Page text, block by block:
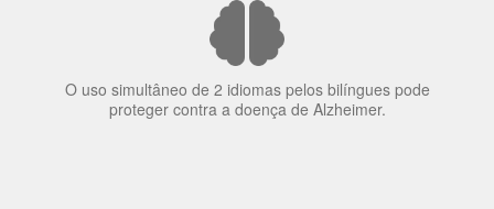
70% dos recrutadores de emprego consideram o
bilinguismo uma qualidade extremamente impressionante
nos candidatos a emprego.